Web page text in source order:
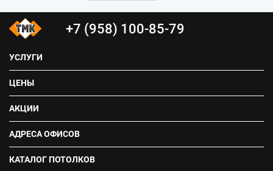
+7 (958) 100-85-79
УСЛУГИ
ЦЕНЫ
АКЦИИ
АДРЕСА ОФИСОВ
КАТАЛОГ ПОТОЛКОВ